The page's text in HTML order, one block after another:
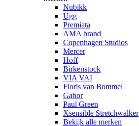
Nubikk
Ugg
Premiata
AMA brand
Copenhagen Studios
Mercer
Hoff
Birkenstock
VIA VAI
Floris van Bommel
Gabor
Paul Green
Xsensible Stretchwalker
Bekijk alle merken